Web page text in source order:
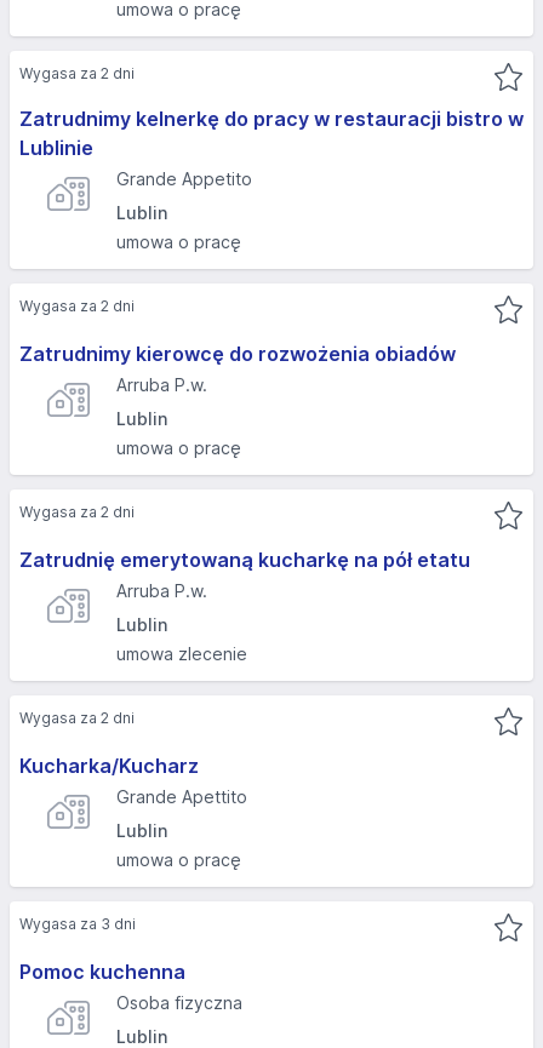
umowa o pracę
Zatrudnimy kelnerkę do pracy w restauracji bistro w
Lublinie
Grande Appetito
Lublin
umowa o pracę
Wygasa za 2 dni
Zatrudnimy kierowcę do rozwożenia obiadów
Arruba P.w.
Lublin
umowa o pracę
Wygasa za 2 dni
Zatrudnię emerytowaną kucharkę na pół etatu
Arruba P.w.
Lublin
umowa zlecenie
Wygasa za 2 dni
Kucharka/Kucharz
Grande Apettito
Lublin
umowa o pracę
Wygasa za 2 dni
Pomoc kuchenna
Osoba fizyczna
Lublin
Wygasa za 3 dni